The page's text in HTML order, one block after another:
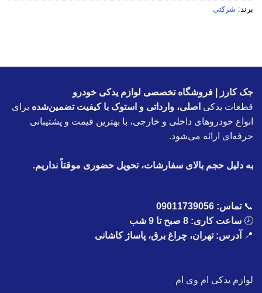
برند: شرکتی
جک کارز | فروشگاه تخصصی لوازم یدکی خودرو
قطعات یدکی اصلی، وارداتی و استوک با کیفیت تضمین‌شده برای
انواع خودروهای داخلی و خارجی، با بهترین قیمت و پشتیبانی
حرفه‌ای ارائه می‌شود.
به دلیل حجم بالای سفارشات، تحویل حضوری موقتاً نداریم.
📞تماس: 09011739056
🕗 ساعت کاری: 8 صبح تا 9 شب
📍
آدرس: تهران، چراغ برق، پاساژ کاشانی
لوازم یدکی ام وی ام